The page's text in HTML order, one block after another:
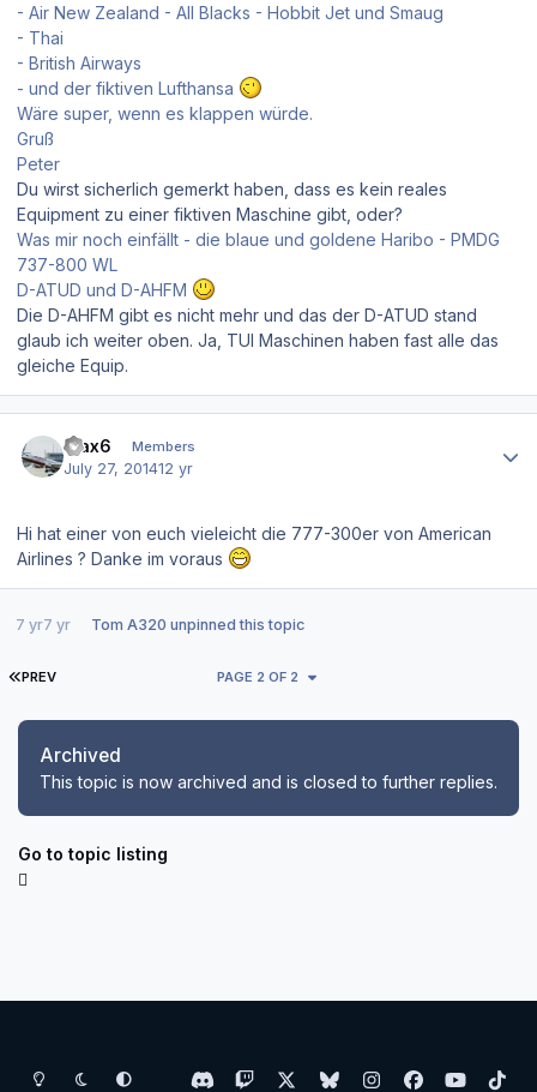
- Air New Zealand - All Blacks - Hobbit Jet und Smaug
- Thai
- British Airways
- und der fiktiven Lufthansa
Wäre super, wenn es klappen würde.
Gruß
Peter
Du wirst sicherlich gemerkt haben, dass es kein reales
Equipment zu einer fiktiven Maschine gibt, oder?
Was mir noch einfällt - die blaue und goldene Haribo - PMDG
737-800 WL
D-ATUD und D-AHFM
Die D-AHFM gibt es nicht mehr und das der D-ATUD stand
glaub ich weiter oben. Ja, TUI Maschinen haben fast alle das
gleiche Equip.
Max6 Members
July 27, 201412 yr
Hi hat einer von euch vieleicht die 777-300er von American
Airlines ? Danke im voraus
7 yr7 yr Tom A320 unpinned this topic
FIRST PAGE
PREV PAGE 2 OF 2
Archived
This topic is now archived and is closed to further replies.
Go to topic listing
Light ModeDark ModeSystem Preference
d
b
y